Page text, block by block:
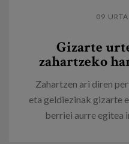
09
Gizarte
zahartzeko
Zahartzen ari diren
eta geldiezinak gizarte
berriei aurre egitea